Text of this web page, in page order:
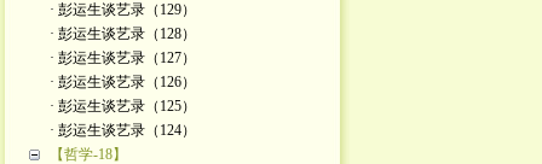
· 彭运生谈艺录（129）
· 彭运生谈艺录（128）
· 彭运生谈艺录（127）
· 彭运生谈艺录（126）
· 彭运生谈艺录（125）
· 彭运生谈艺录（124）
【哲学-18】